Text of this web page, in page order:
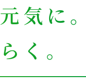
気に。
く。